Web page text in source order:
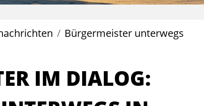
Bürgermeister unterwegs
IM DIALOG: